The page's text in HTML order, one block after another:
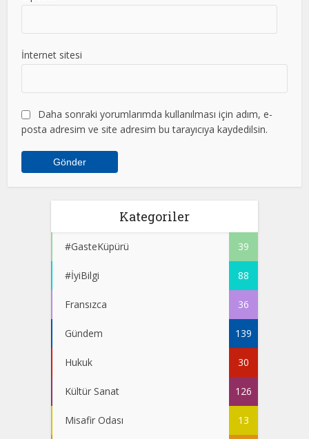
İnternet sitesi
Daha sonraki yorumlarımda kullanılması için adım, e-
posta adresim ve site adresim bu tarayıcıya kaydedilsin.
Kategoriler
#GasteKüpürü 39
#İyiBilgi 88
Fransızca 36
Gündem 139
Hukuk 30
Kültür Sanat 126
Misafir Odası 13